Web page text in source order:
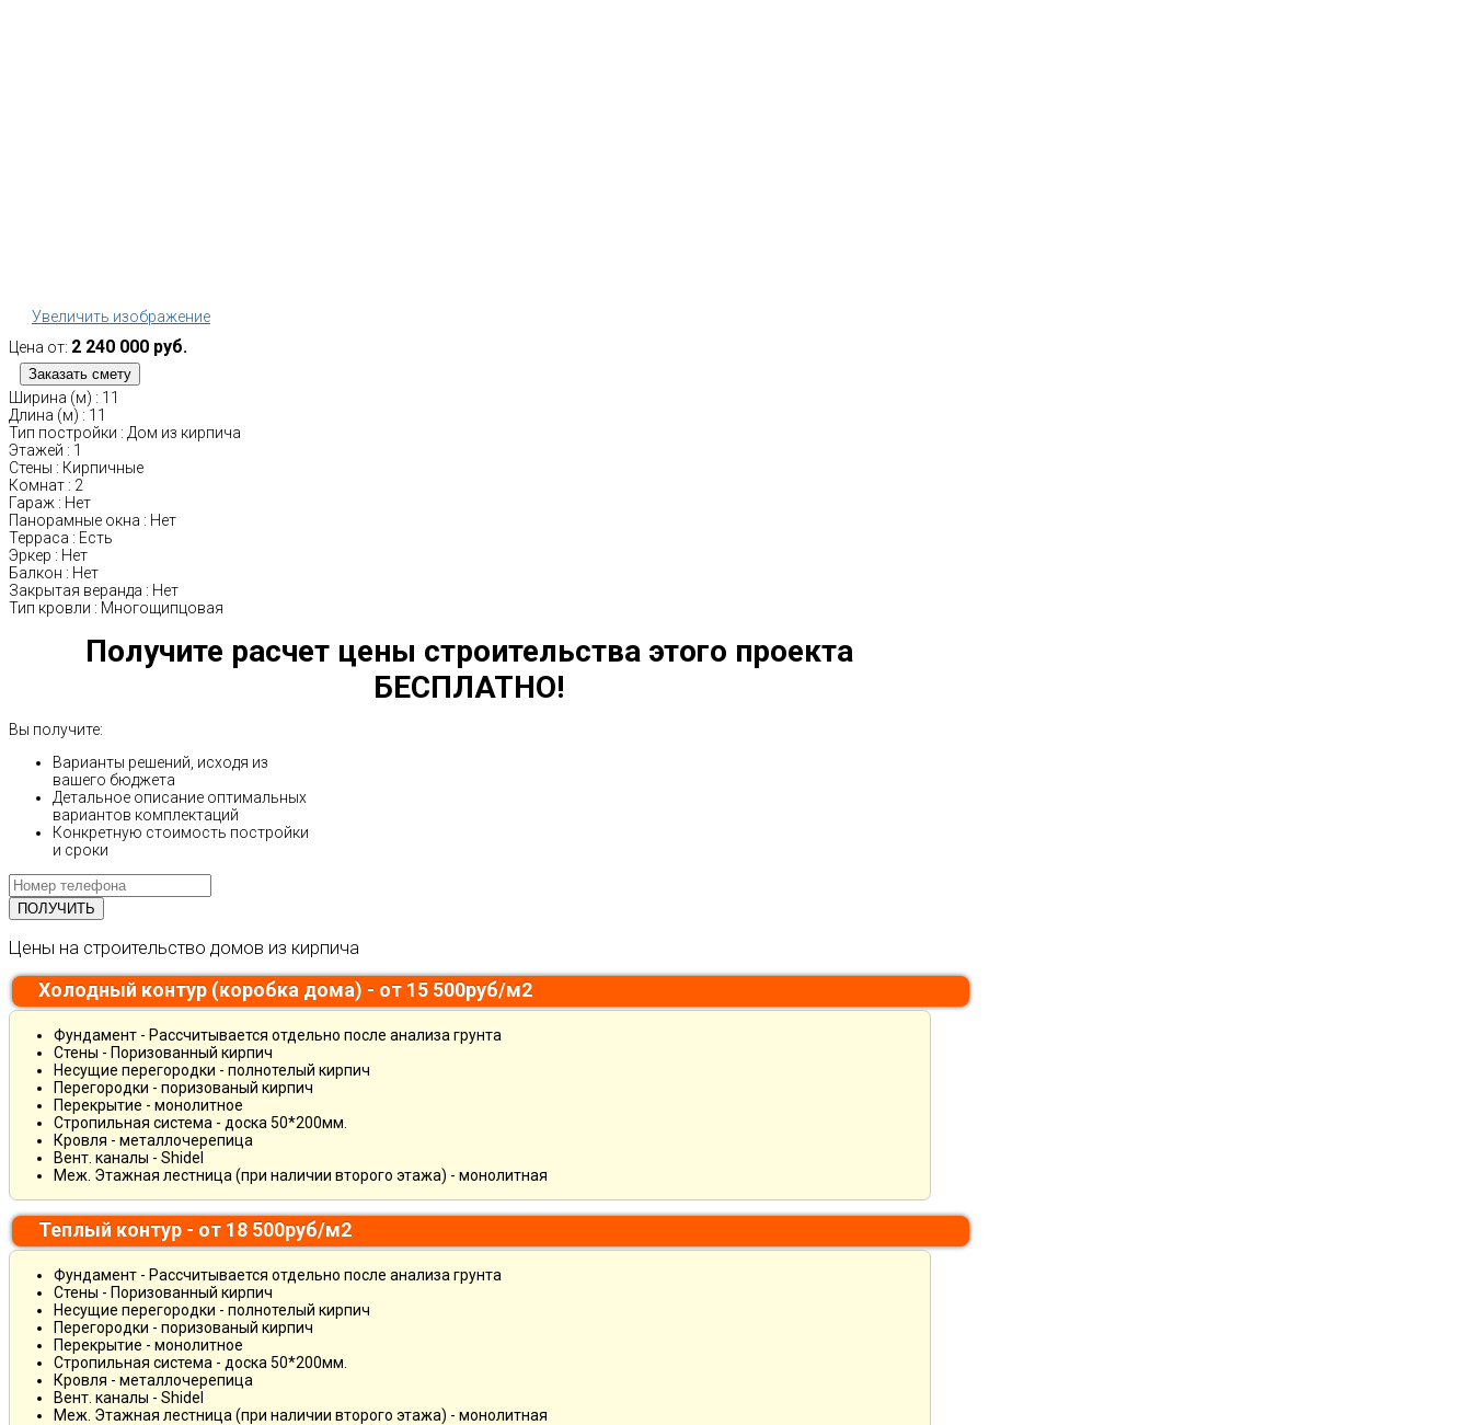
Увеличить изображение
Цена от: 2 240 000 руб.
Ширина (м) : 11
Длина (м) : 11
Тип постройки : Дом из кирпича
Этажей : 1
Стены : Кирпичные
Комнат : 2
Гараж : Нет
Панорамные окна : Нет
Терраса : Есть
Эркер : Нет
Балкон : Нет
Закрытая веранда : Нет
Тип кровли : Многощипцовая
Получите расчет цены строительства этого проекта
БЕСПЛАТНО!
Вы получите:
Варианты решений, исходя из
вашего бюджета
Детальное описание оптимальных
вариантов комплектаций
Конкретную стоимость постройки
и сроки
Цены на строительство домов из кирпича
Холодный контур (коробка дома) - от 15 500руб/м2
Фундамент - Рассчитывается отдельно после анализа грунта
Стены - Поризованный кирпич
Несущие перегородки - полнотелый кирпич
Перегородки - поризованый кирпич
Перекрытие - монолитное
Стропильная система - доска 50*200мм.
Кровля - металлочерепица
Вент. каналы - Shidel
Меж. Этажная лестница (при наличии второго этажа) - монолитная
Теплый контур - от 18 500руб/м2
Фундамент - Рассчитывается отдельно после анализа грунта
Стены - Поризованный кирпич
Несущие перегородки - полнотелый кирпич
Перегородки - поризованый кирпич
Перекрытие - монолитное
Стропильная система - доска 50*200мм.
Кровля - металлочерепица
Вент. каналы - Shidel
Меж. Этажная лестница (при наличии второго этажа) - монолитная